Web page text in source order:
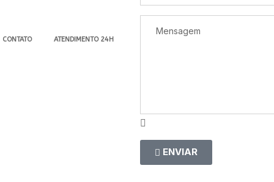
CONTATO ATENDIMENTO 24H
ENVIAR